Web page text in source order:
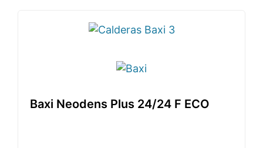
Baxi Neodens Plus 24/24 F ECO